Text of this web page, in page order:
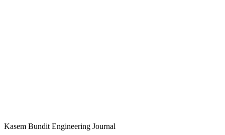
Kasem Bundit Engineering Journal